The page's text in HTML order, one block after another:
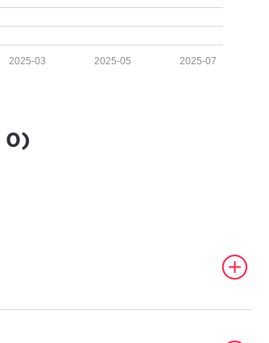
2025-07
2025-05
2025-03
0)